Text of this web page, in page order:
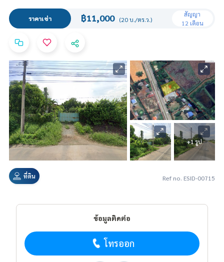
ราคาเช่า ฿11,000 (20 บ./ตร.ว.)
สัญญา
12 เดือน
+1 รูป
ที่ดิน Ref no. ESID-00715
ข้อมูลติดต่อ
โทรออก